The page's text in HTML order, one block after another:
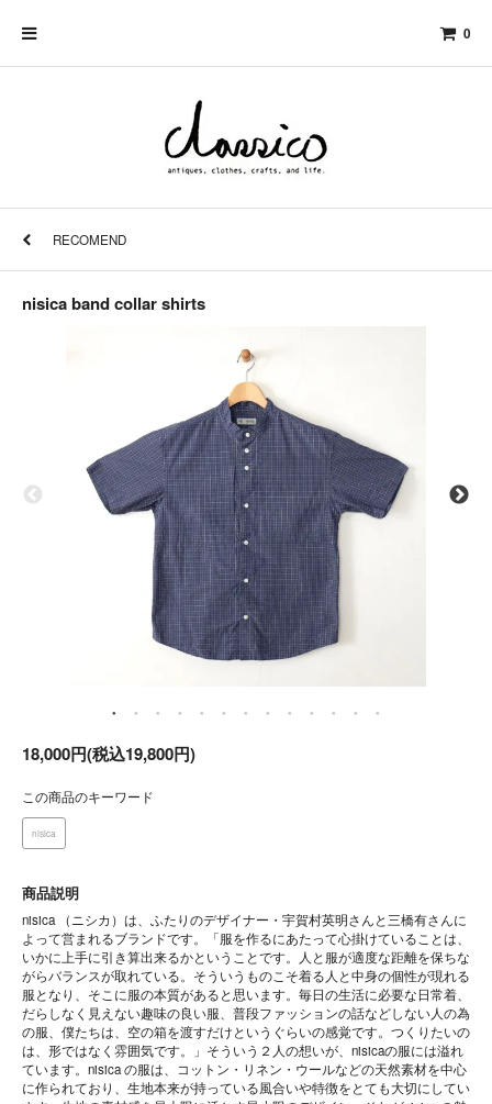
0
RECOMEND
nisica band collar shirts
18,000円(税込19,800円)
この商品のキーワード
nisica
商品説明
nisica （ニシカ）は、ふたりのデザイナー・宇賀村英明さんと三橋有さんに
よって営まれるブランドです。「服を作るにあたって心掛けていることは、
いかに上手に引き算出来るかということです。人と服が適度な距離を保ちな
がらバランスが取れている。そういうものこそ着る人と中身の個性が現れる
服となり、そこに服の本質があると思います。毎日の生活に必要な日常着、
だらしなく見えない趣味の良い服、普段ファッションの話などしない人の為
の服、僕たちは、空の箱を渡すだけというぐらいの感覚です。つくりたいの
は、形ではなく雰囲気です。」そういう２人の想いが、nisicaの服には溢れ
ています。nisica の服は、コットン・リネン・ウールなどの天然素材を中心
に作られており、生地本来が持っている風合いや特徴をとても大切にしてい